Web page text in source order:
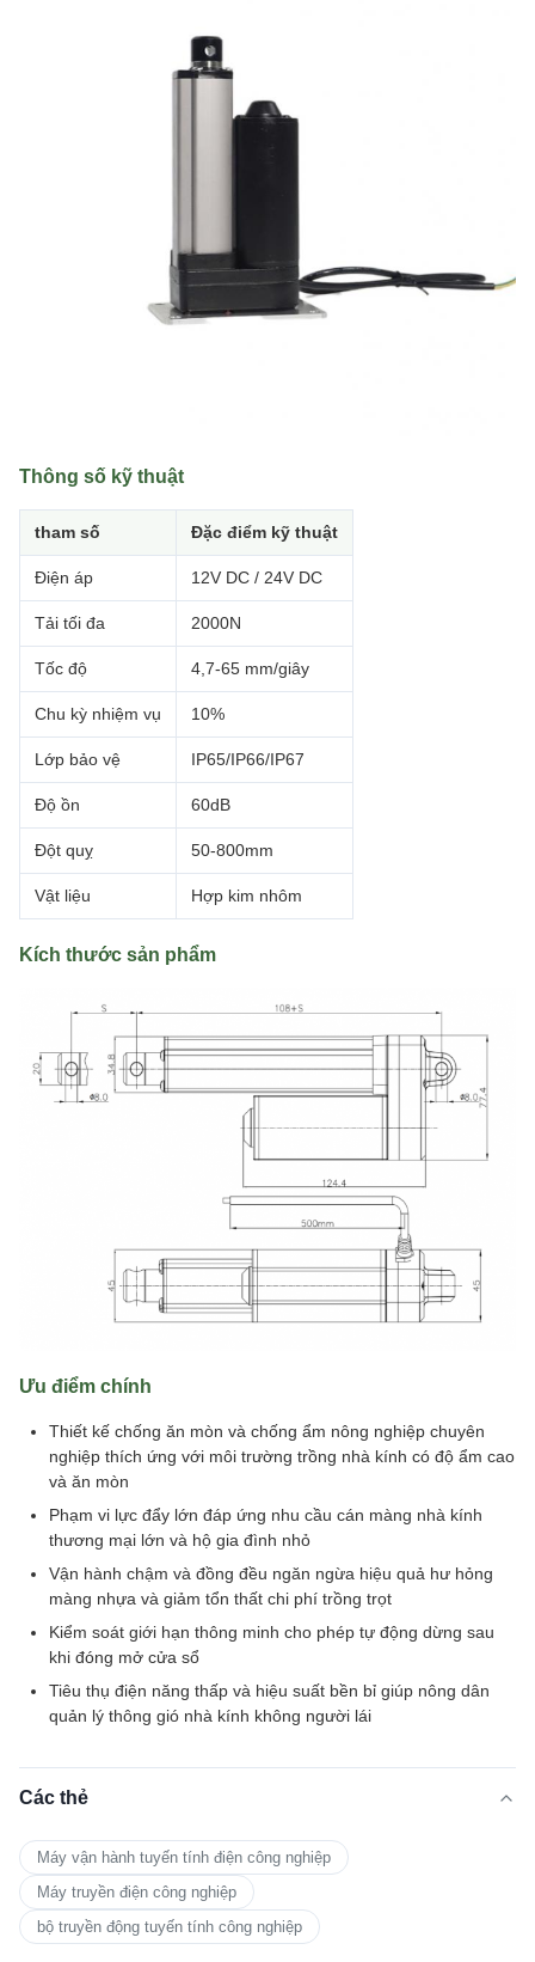
Thông số kỹ thuật
tham số Đặc điểm kỹ thuật
Điện áp 12V DC / 24V DC
Tải tối đa 2000N
Tốc độ 4,7-65 mm/giây
Chu kỳ nhiệm vụ 10%
Lớp bảo vệ IP65/IP66/IP67
Độ ồn 60dB
Đột quỵ 50-800mm
Vật liệu Hợp kim nhôm
Kích thước sản phẩm
Ưu điểm chính
Thiết kế chống ăn mòn và chống ẩm nông nghiệp chuyên
nghiệp thích ứng với môi trường trồng nhà kính có độ ẩm cao
và ăn mòn
Phạm vi lực đẩy lớn đáp ứng nhu cầu cán màng nhà kính
thương mại lớn và hộ gia đình nhỏ
Vận hành chậm và đồng đều ngăn ngừa hiệu quả hư hỏng
màng nhựa và giảm tổn thất chi phí trồng trọt
Kiểm soát giới hạn thông minh cho phép tự động dừng sau
khi đóng mở cửa sổ
Tiêu thụ điện năng thấp và hiệu suất bền bỉ giúp nông dân
quản lý thông gió nhà kính không người lái
Các thẻ
Máy vận hành tuyến tính điện công nghiệp
Máy truyền điện công nghiệp
bộ truyền động tuyến tính công nghiệp